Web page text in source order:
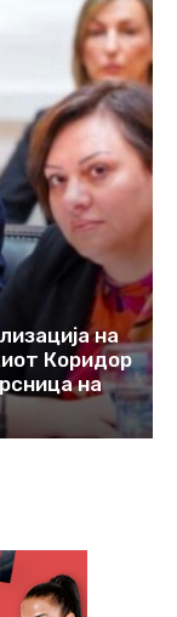
на
Коридор
на